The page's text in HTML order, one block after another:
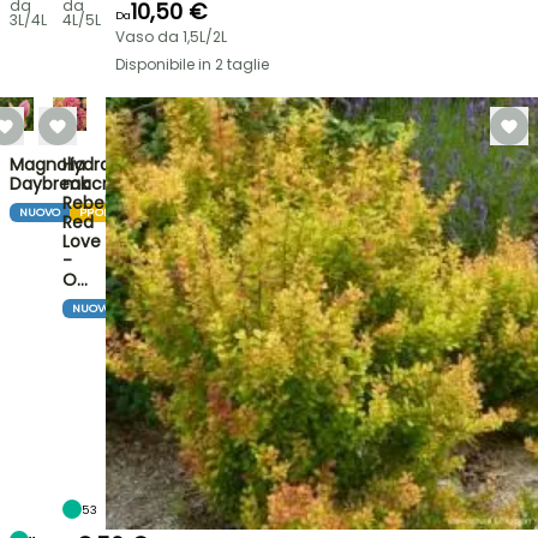
da
3L/4L
da
4L/5L Da10,50 €
Vaso da 1,5L/2L
Disponibile in 2 taglie
Magnolia
Daybreak
NUOVO PROMOZIONE
Hydrangea
macrophylla
Rebellion
Red
Love
-
O…
NUOVO
53